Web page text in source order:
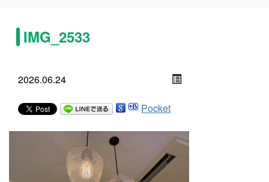
IMG_2533
2026.06.24
Pocket